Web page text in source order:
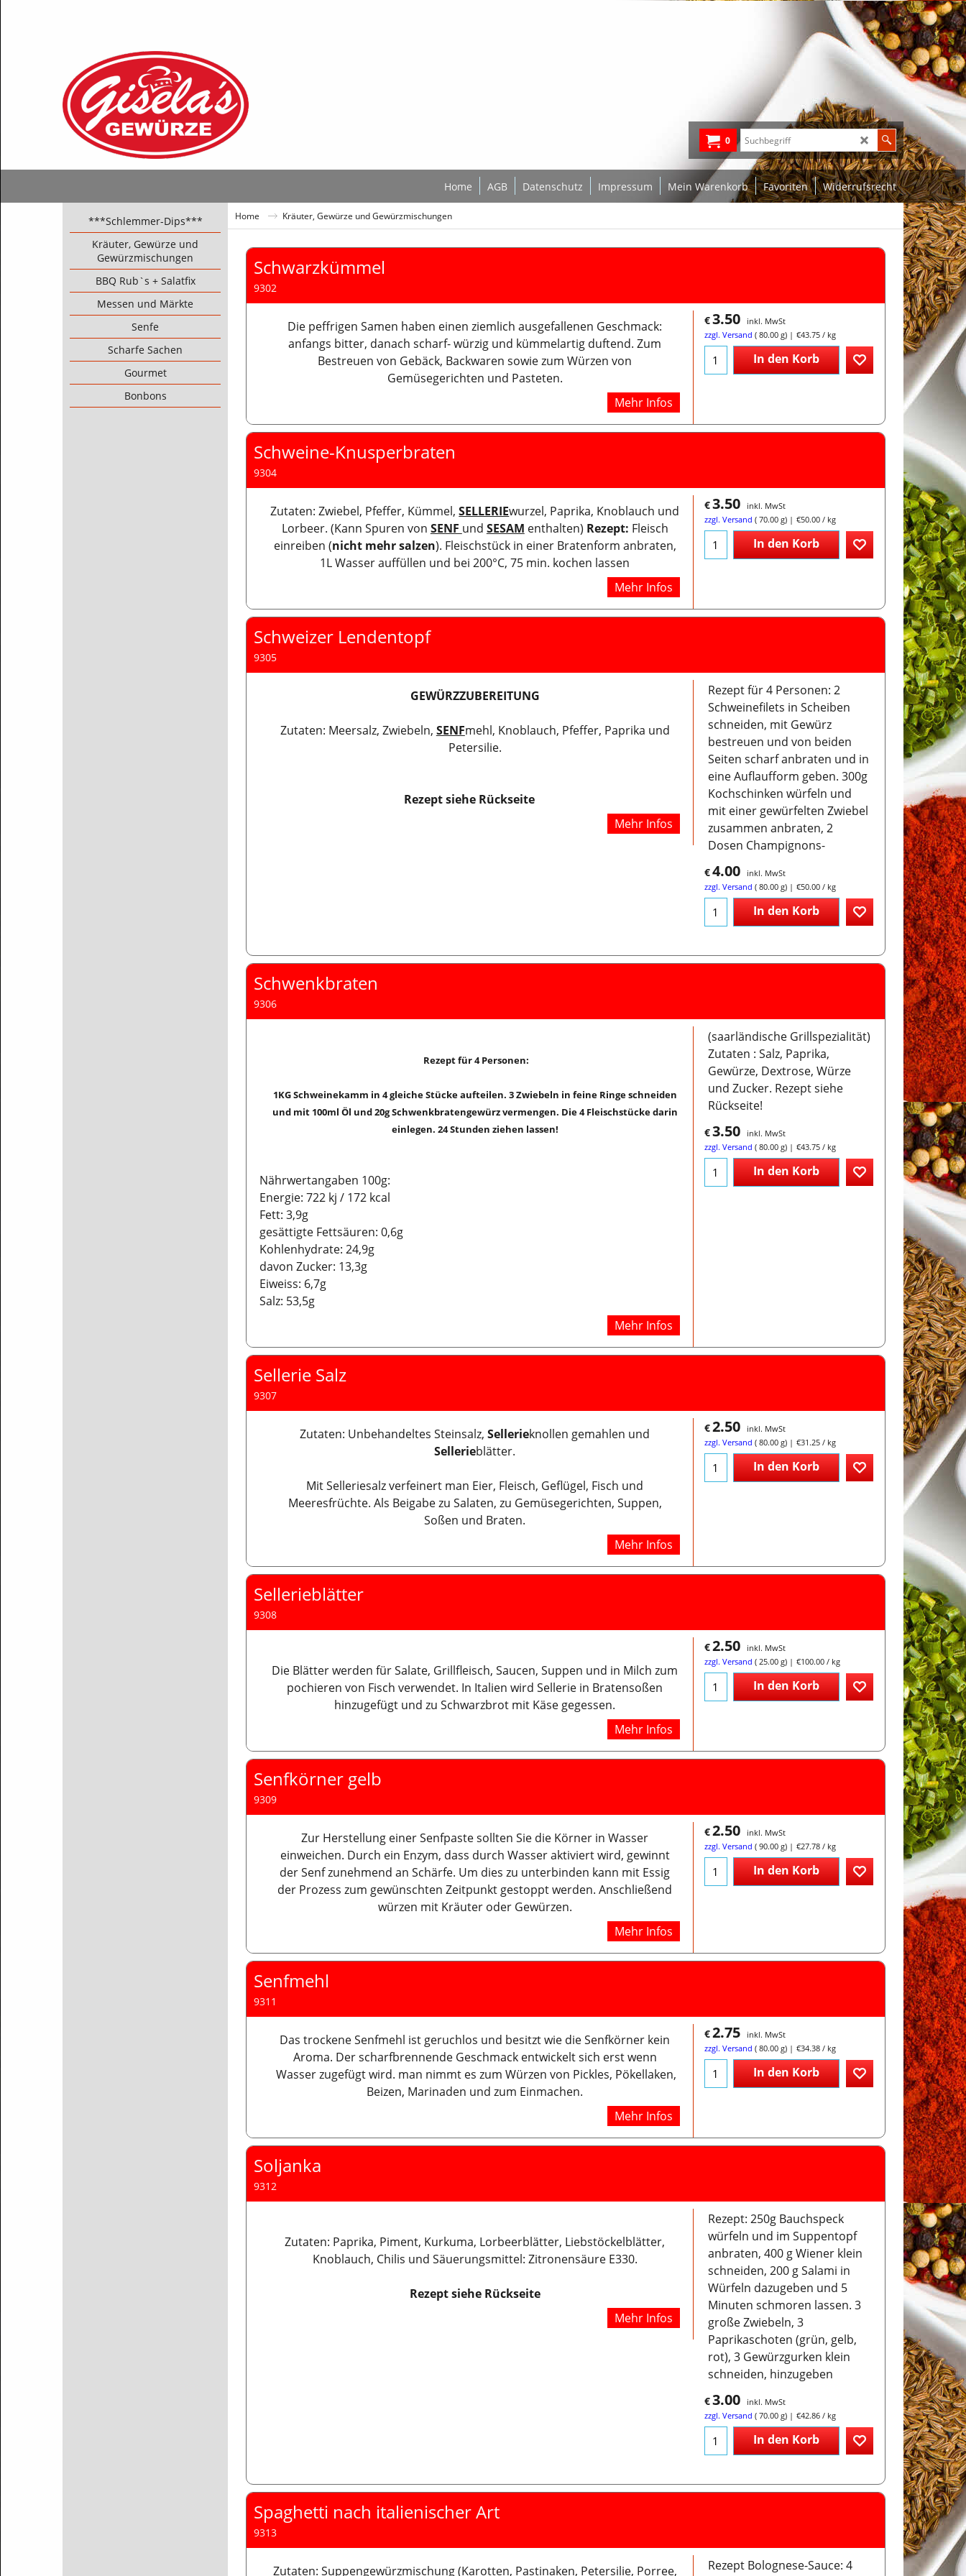
0
Home AGB Datenschutz Impressum Mein Warenkorb Favoriten Widerrufsrecht
***Schlemmer-Dips***
Kräuter, Gewürze und
Gewürzmischungen
BBQ Rub`s + Salatfix
Messen und Märkte
Senfe
Scharfe Sachen
Gourmet
Bonbons
Home Kräuter, Gewürze und Gewürzmischungen
Schwarzkümmel
9302
€3.50
inkl. MwSt
zzgl. Versand
80.00g €43.75/ kg
In den Korb
Die peffrigen Samen haben einen ziemlich ausgefallenen Geschmack:
anfangs bitter, danach scharf- würzig und kümmelartig duftend. Zum
Bestreuen von Gebäck, Backwaren sowie zum Würzen von
Gemüsegerichten und Pasteten.
Mehr Infos
Schweine-Knusperbraten
9304
€3.50
inkl. MwSt
zzgl. Versand
70.00g €50.00/ kg
In den Korb
Zutaten: Zwiebel, Pfeffer, Kümmel,SELLERIEwurzel, Paprika, Knoblauch und
Lorbeer. (Kann Spuren von SENF und SESAM enthalten) Rezept: Fleisch
einreiben (nicht mehr salzen). Fleischstück in einer Bratenform anbraten,
1L Wasser auffüllen und bei 200°C, 75 min. kochen lassen
Mehr Infos
Schweizer Lendentopf
9305
Rezept für 4 Personen: 2
Schweinefilets in Scheiben
schneiden, mit Gewürz
bestreuen und von beiden
Seiten scharf anbraten und in
eine Auflaufform geben. 300g
Kochschinken würfeln und
mit einer gewürfelten Zwiebel
zusammen anbraten, 2
Dosen Champignons-
€4.00
inkl. MwSt
zzgl. Versand
80.00g €50.00/ kg
In den Korb
GEWÜRZZUBEREITUNG
Zutaten: Meersalz, Zwiebeln, SENFmehl, Knoblauch, Pfeffer, Paprika und
Petersilie.
Rezept siehe Rückseite
Mehr Infos
Schwenkbraten
9306
(saarländische Grillspezialität)
Zutaten : Salz, Paprika,
Gewürze, Dextrose, Würze
und Zucker. Rezept siehe
Rückseite!
€3.50
inkl. MwSt
zzgl. Versand
80.00g €43.75/ kg
In den Korb
Rezept für 4 Personen:
1KG Schweinekamm in 4 gleiche Stücke aufteilen. 3 Zwiebeln in feine Ringe schneiden
und mit 100ml Öl und 20g Schwenkbratengewürz vermengen. Die 4 Fleischstücke darin
einlegen. 24 Stunden ziehen lassen!
Nährwertangaben 100g:
Energie: 722 kj / 172 kcal
Fett: 3,9g
gesättigte Fettsäuren: 0,6g
Kohlenhydrate: 24,9g
davon Zucker: 13,3g
Eiweiss: 6,7g
Salz: 53,5g
Mehr Infos
Sellerie Salz
9307
€2.50
inkl. MwSt
zzgl. Versand
80.00g €31.25/ kg
In den Korb
Zutaten: Unbehandeltes Steinsalz,Sellerieknollen gemahlen und
Sellerieblätter.
Mit Selleriesalz verfeinert man Eier, Fleisch, Geflügel, Fisch und
Meeresfrüchte. Als Beigabe zu Salaten, zu Gemüsegerichten, Suppen,
Soßen und Braten.
Mehr Infos
Sellerieblätter
9308
€2.50
inkl. MwSt
zzgl. Versand
25.00g €100.00/ kg
In den Korb
Die Blätter werden für Salate, Grillfleisch, Saucen, Suppen und in Milch zum
pochieren von Fisch verwendet. In Italien wird Sellerie in Bratensoßen
hinzugefügt und zu Schwarzbrot mit Käse gegessen.
Mehr Infos
Senfkörner gelb
9309
€2.50
inkl. MwSt
zzgl. Versand
90.00g €27.78/ kg
In den Korb
Zur Herstellung einer Senfpaste sollten Sie die Körner in Wasser
einweichen. Durch ein Enzym, dass durch Wasser aktiviert wird, gewinnt
der Senf zunehmend an Schärfe. Um dies zu unterbinden kann mit Essig
der Prozess zum gewünschten Zeitpunkt gestoppt werden. Anschließend
würzen mit Kräuter oder Gewürzen.
Mehr Infos
Senfmehl
9311
€2.75
inkl. MwSt
zzgl. Versand
80.00g €34.38/ kg
In den Korb
Das trockene Senfmehl ist geruchlos und besitzt wie die Senfkörner kein
Aroma. Der scharfbrennende Geschmack entwickelt sich erst wenn
Wasser zugefügt wird. man nimmt es zum Würzen von Pickles, Pökellaken,
Beizen, Marinaden und zum Einmachen.
Mehr Infos
Soljanka
9312
Rezept: 250g Bauchspeck
würfeln und im Suppentopf
anbraten, 400 g Wiener klein
schneiden, 200 g Salami in
Würfeln dazugeben und 5
Minuten schmoren lassen. 3
große Zwiebeln, 3
Paprikaschoten (grün, gelb,
rot), 3 Gewürzgurken klein
schneiden, hinzugeben
€3.00
inkl. MwSt
zzgl. Versand
70.00g €42.86/ kg
In den Korb
Zutaten: Paprika, Piment, Kurkuma, Lorbeerblätter, Liebstöckelblätter,
Knoblauch, Chilis und Säuerungsmittel: Zitronensäure E330.
Rezept siehe Rückseite
Mehr Infos
Spaghetti nach italienischer Art
9313
Rezept Bolognese-Sauce: 4
Zutaten: Suppengewürzmischung (Karotten, Pastinaken, Petersilie, Porree,